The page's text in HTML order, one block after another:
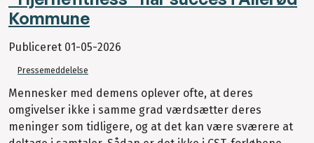
Kommune
Publiceret 01-05-2026
Pressemeddelelse
Mennesker med demens oplever ofte, at deres
omgivelser ikke i samme grad værdsætter deres
meninger som tidligere, og at det kan være sværere at